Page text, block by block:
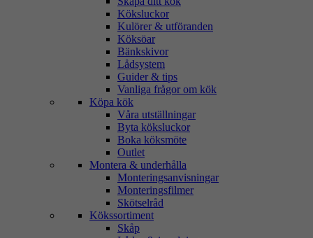
Köksluckor
Kulörer & utföranden
Köksöar
Bänkskivor
Lådsystem
Guider & tips
Vanliga frågor om kök
Köpa kök
Våra utställningar
Byta köksluckor
Boka köksmöte
Outlet
Montera & underhålla
Monteringsanvisningar
Monteringsfilmer
Skötselråd
Kökssortiment
Skåp